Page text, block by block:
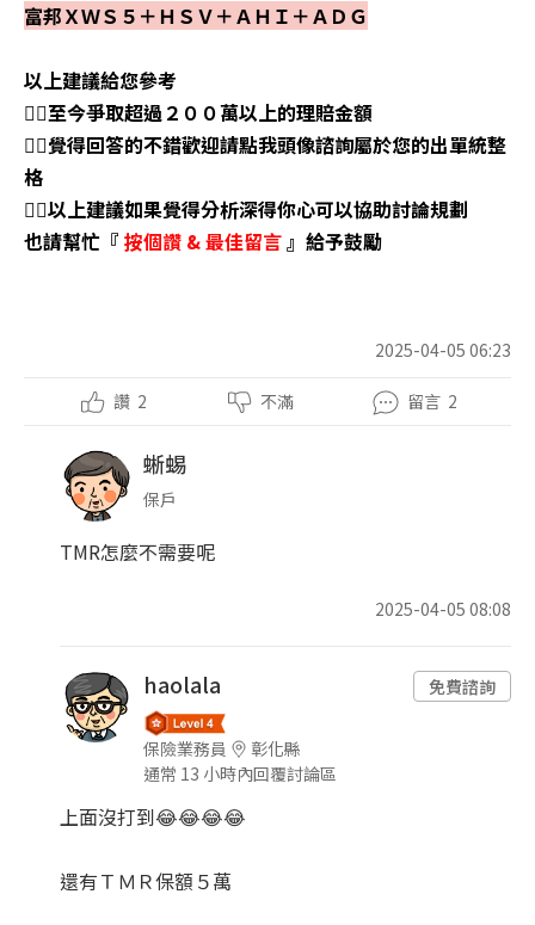
富邦ＸＷＳ５＋ＨＳＶ＋ＡＨＩ＋ＡＤＧ
以上建議給您參考
👉🏼至今爭取超過２００萬以上的理賠金額
👉🏼覺得回答的不錯歡迎請點我頭像諮詢屬於您的出單統整
格
👉🏼以上建議如果覺得分析深得你心可以協助討論規劃
也請幫忙『 按個讚 &最佳留言』給予鼓勵
2025-04-05 06:23
讚 2 不滿 留言 2
蜥蜴
保戶
TMR怎麼不需要呢
2025-04-05 08:08
haolala
保險業務員
彰化縣
通常 13 小時內回覆討論區
免費諮詢
上面沒打到😂😂😂😂
還有ＴＭＲ保額５萬